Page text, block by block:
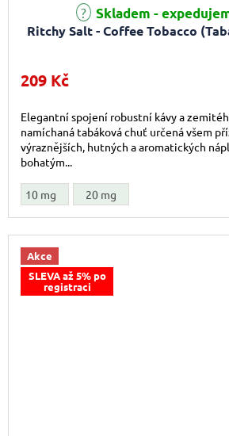
Ritchy Salt - Coffee Tobacco
Průměrné hodnocení produktu je 5,0 z 5
Skladem -
209 Kč
Elegantní spojení robustní kávy a
namíchaná tabáková chuť určená všem
výraznějších, hutných a aromatických
bohatým...
10 mg 20 mg
Akce
SLEVA až 5% po
registraci